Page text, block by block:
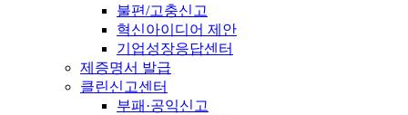
불편/고충신고
혁신아이디어 제안
기업성장응답센터
제증명서 발급
클린신고센터
부패·공익신고